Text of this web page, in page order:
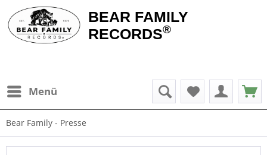
BEAR FAMILY
RECORDS®
Menü
Bear Family - Presse